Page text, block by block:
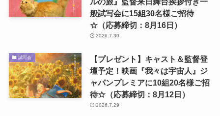
般試写会に15組30名様ご招待
☆（応募締切：8月16日）
2026.7.30
試写会
【プレゼント】キャスト＆監督登
壇予定！映画『我々は宇宙人』ジ
ャパンプレミアに10組20名様ご招
待☆（応募締切：8月12日）
2026.7.29